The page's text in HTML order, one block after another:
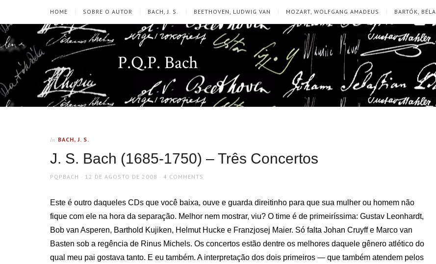
HOME SOBRE O AUTOR BACH, J. S. BEETHOVEN, LUDWIG VAN MOZART, WOLFGANG AMADEUS BARTÓK, BÉLA
P.Q.P. Bach
In BACH, J. S.
J. S. Bach (1685-1750) – Três Concertos
AUTHOR
PQPBACH
POSTED
12 DE AGOSTO DE 2008 4 COMMENTS
Este é outro daqueles CDs que você baixa, ouve e guarda direitinho para que sua mulher ou homem não
fique com ele na hora da separação. Melhor nem mostrar, viu? O time é de primeiríssima: Gustav Leonhardt,
Bob van Asperen, Barthold Kujiken, Helmut Hucke e Franzjosej Maier. Só falta Johan Cruyff e Marco van
Basten sob a regência de Rinus Michels. Os concertos estão dentre os melhores daquele gênero atlético do
qual meu pai gostava tanto. E eu também. A interpretação dos dois primeiros — que também atendem pelos